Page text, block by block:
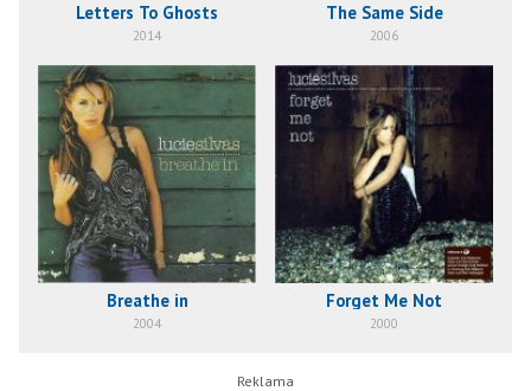
Letters To Ghosts
2014
The Same Side
2006
Breathe in
2004
Forget Me Not
2000